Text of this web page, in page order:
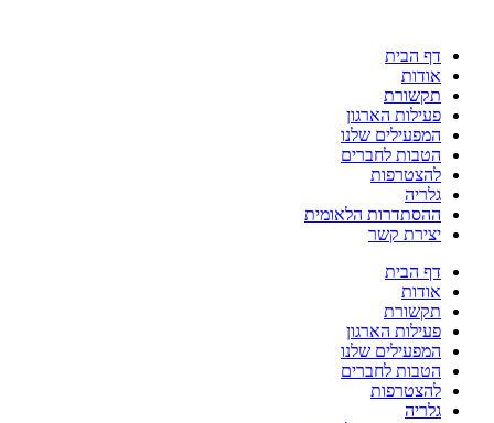
דף הבית
אודות
תקשורת
פעילות הארגון
המפעילים שלנו
הטבות לחברים
להצטרפות
גלריה
ההסתדרות הלאומית
יצירת קשר
דף הבית
אודות
תקשורת
פעילות הארגון
המפעילים שלנו
הטבות לחברים
להצטרפות
גלריה